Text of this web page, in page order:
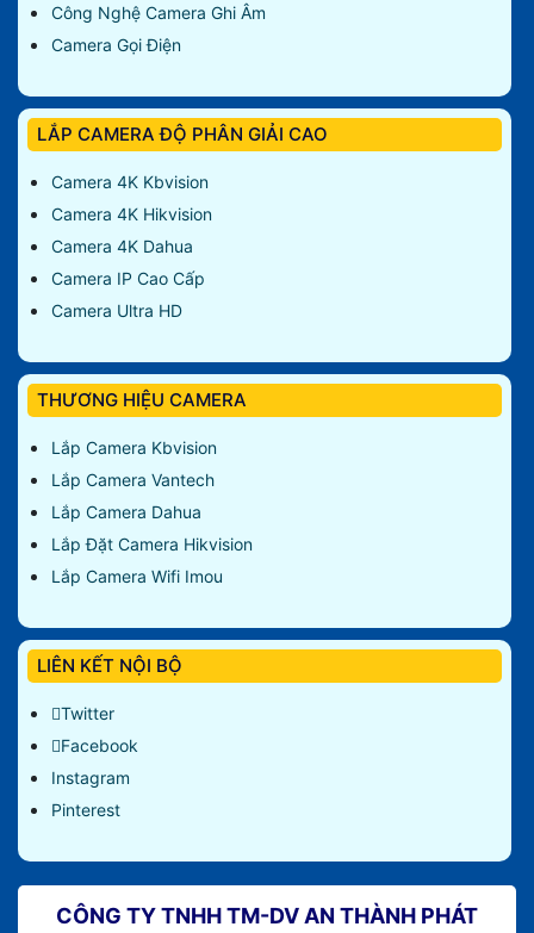
Công Nghệ Camera Ghi Âm
Camera Gọi Điện
LẮP CAMERA ĐỘ PHÂN GIẢI CAO
Camera 4K Kbvision
Camera 4K Hikvision
Camera 4K Dahua
Camera IP Cao Cấp
Camera Ultra HD
THƯƠNG HIỆU CAMERA
Lắp Camera Kbvision
Lắp Camera Vantech
Lắp Camera Dahua
Lắp Đặt Camera Hikvision
Lắp Camera Wifi Imou
LIÊN KẾT NỘI BỘ
Twitter
Facebook
Instagram
Pinterest
CÔNG TY TNHH TM-DV AN THÀNH PHÁT